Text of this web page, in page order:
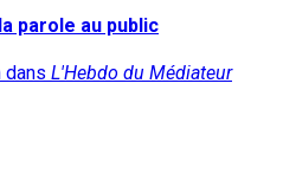
parole au public
dans L'Hebdo du Médiateur